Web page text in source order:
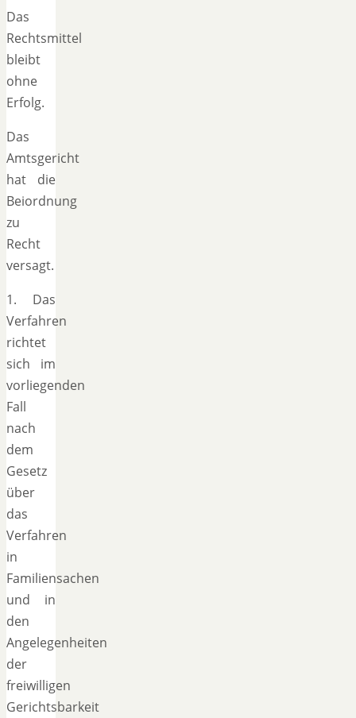
Das
Rechtsmittel
bleibt
ohne
Erfolg.
Das
Amtsgericht
hat die
Beiordnung
zu
Recht
versagt.
1. Das
Verfahren
richtet
sich im
vorliegenden
Fall
nach
dem
Gesetz
über
das
Verfahren
in
Familiensachen
und in
den
Angelegenheiten
der
freiwilligen
Gerichtsbarkeit